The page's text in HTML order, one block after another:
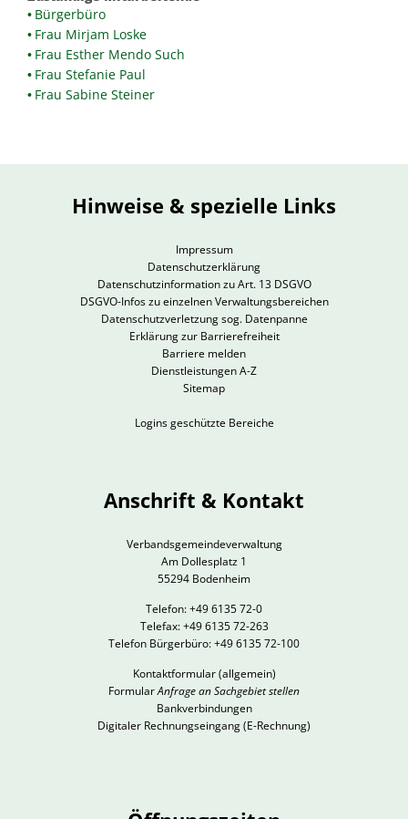
Bürgerbüro
Frau Mirjam Loske
Frau Esther Mendo Such
Frau Stefanie Paul
Frau Sabine Steiner
Hinweise & spezielle Links
Impressum
Datenschutzerklärung
Datenschutzinformation zu Art. 13 DSGVO
DSGVO-Infos zu einzelnen Verwaltungsbereichen
Datenschutzverletzung sog. Datenpanne
Erklärung zur Barrierefreiheit
Barriere melden
Dienstleistungen A-Z
Sitemap
Logins geschützte Bereiche
Anschrift & Kontakt
Verbandsgemeindeverwaltung
Am Dollesplatz 1
55294 Bodenheim
Telefon: +49 6135 72-0
Telefax: +49 6135 72-263
Telefon Bürgerbüro: +49 6135 72-100
Kontaktformular(allgemein)
FormularAnfrage an Sachgebiet stellen
Bankverbindungen
Digitaler Rechnungseingang (E-Rechnung)